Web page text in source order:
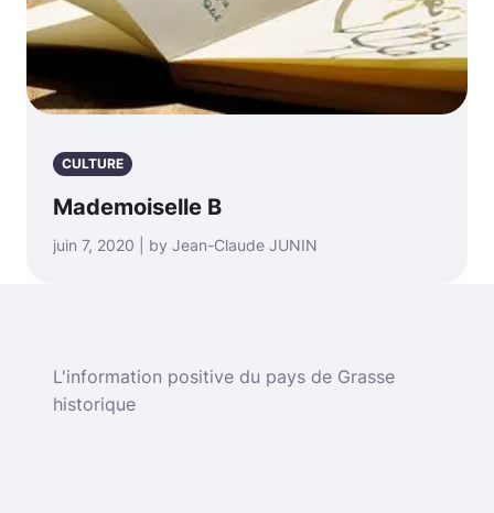
CULTURE
Mademoiselle B
juin 7, 2020 | by Jean-Claude JUNIN
L'information positive du pays de Grasse
historique